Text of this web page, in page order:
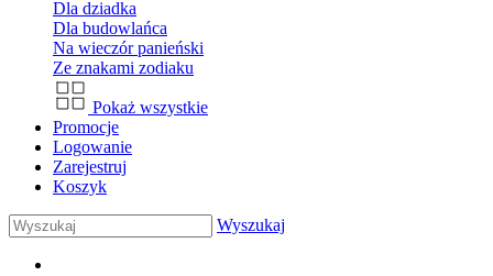
Dla dziadka
Dla budowlańca
Na wieczór panieński
Ze znakami zodiaku
Pokaż wszystkie
Promocje
Logowanie
Zarejestruj
Koszyk
Wyszukaj